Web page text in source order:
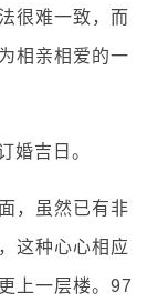
很难一致，而
相亲相爱的一
婚吉日。
，虽然已有非
这种心心相应
上一层楼。97